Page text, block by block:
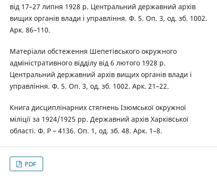
від 17–27 липня 1928 р. Центральний державний архів
вищих органів влади і управління. Ф. 5. Оп. 3, од. зб. 1002.
Арк. 86–110.
Матеріали обстеження Шепетівського окружного
адміністративного відділу від 6 лютого 1928 р.
Центральний державний архів вищих органів влади і
управління. Ф. 5. Оп. 3, од. зб. 1002. Арк. 21–22.
Книга дисциплінарних стягнень Ізюмської окружної
міліції за 1924/1925 рр. Державний архів Харківської
області. Ф. Р – 4136. Оп. 1, од. зб. 48. Арк. 1–8.
PDF